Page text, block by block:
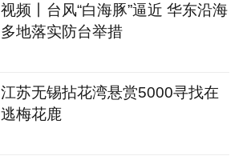
视频丨台风“白海豚”逼近 华东沿海
多地落实防台举措
江苏无锡拈花湾悬赏5000寻找在
逃梅花鹿